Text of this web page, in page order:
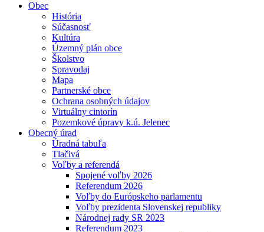
Obec
História
Súčasnosť
Kultúra
Územný plán obce
Školstvo
Spravodaj
Mapa
Partnerské obce
Ochrana osobných údajov
Virtuálny cintorín
Pozemkové úpravy k.ú. Jelenec
Obecný úrad
Úradná tabuľa
Tlačivá
Voľby a referendá
Spojené voľby 2026
Referendum 2026
Voľby do Európskeho parlamentu
Voľby prezidenta Slovenskej republiky
Národnej rady SR 2023
Referendum 2023